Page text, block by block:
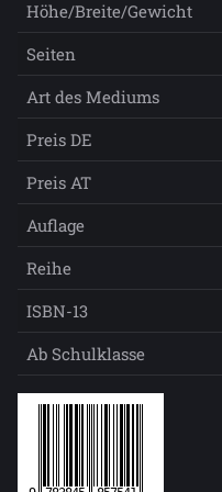
Höhe/Breite/Gewicht
Seiten
Art des Mediums
Preis DE
Preis AT
Auflage
Reihe
ISBN-13
Ab Schulklasse